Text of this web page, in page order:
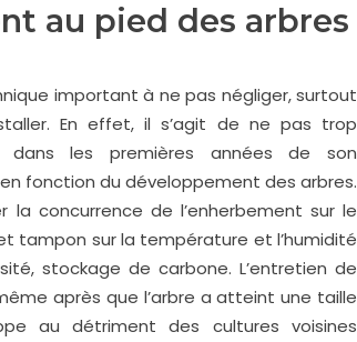
au pied des arbres
important à ne pas négliger, surtout
En effet, il s’agit de ne pas trop
dans les premières années de son
fonction du développement des arbres.
concurrence de l’enherbement sur le
tampon sur la température et l’humidité
stockage de carbone. L’entretien de
après que l’arbre a atteint une taille
au détriment des cultures voisines